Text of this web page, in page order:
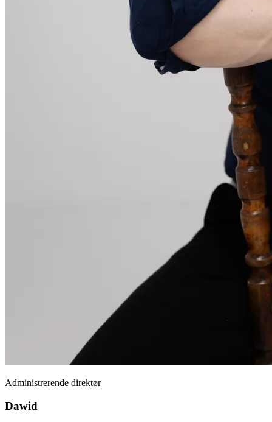
Administrerende direktør
Dawid